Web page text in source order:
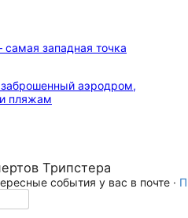
самая западная точка
аэродром,
пляжам
Трипстера
события у вас в почте ·